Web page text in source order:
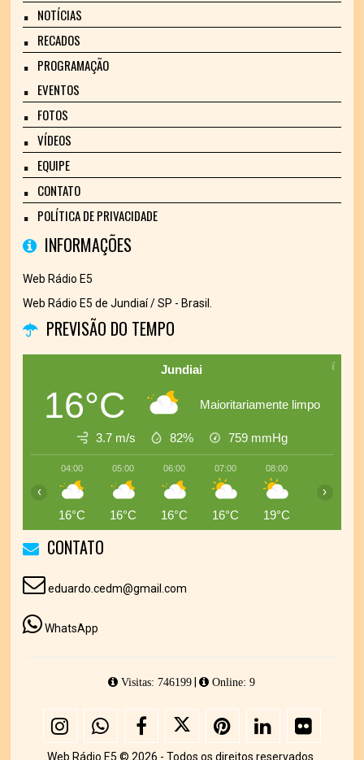
NOTÍCIAS
RECADOS
PROGRAMAÇÃO
EVENTOS
FOTOS
VÍDEOS
EQUIPE
CONTATO
POLÍTICA DE PRIVACIDADE
INFORMAÇÕES
Web Rádio E5
Web Rádio E5 de Jundiaí / SP - Brasil.
PREVISÃO DO TEMPO
Jundiai
16°C Maioritariamente limpo
3.7 m/s 82% 759 mmHg
04:00
16°C
05:00
16°C
06:00
16°C
07:00
16°C
08:00
19°C
‹ ›
CONTATO
eduardo.cedm@gmail.com
WhatsApp
Visitas: 746199 | Online: 9
Web Rádio E5 © 2026 - Todos os direitos reservados.